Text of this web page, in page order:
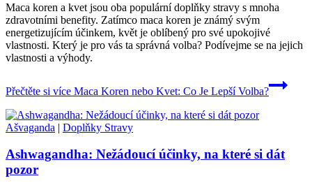
Maca koren a kvet jsou oba populární doplňky stravy s mnoha
zdravotními benefity. Zatímco maca koren je známý svým
energetizujícím účinkem, květ je oblíbený pro své upokojivé
vlastnosti. Který je pro vás ta správná volba? Podívejme se na jejich
vlastnosti a výhody.
Přečtěte si více Maca Koren nebo Kvet: Co Je Lepší Volba?
Ašvaganda | Doplňky Stravy
Ashwagandha: Nežádoucí účinky, na které si dát
pozor